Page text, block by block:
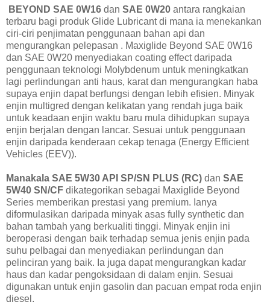
BEYOND SAE 0W16 dan SAE 0W20 antara rangkaian
terbaru bagi produk Glide Lubricant di mana ia menekankan
ciri-ciri penjimatan penggunaan bahan api dan
mengurangkan pelepasan . Maxiglide Beyond SAE 0W16
dan SAE 0W20 menyediakan coating effect daripada
penggunaan teknologi Molybdenum untuk meningkatkan
lagi perlindungan anti haus, karat dan mengurangkan haba
supaya enjin dapat berfungsi dengan lebih efisien. Minyak
enjin multigred dengan kelikatan yang rendah juga baik
untuk keadaan enjin waktu baru mula dihidupkan supaya
enjin berjalan dengan lancar. Sesuai untuk penggunaan
enjin daripada kenderaan cekap tenaga (Energy Efficient
Vehicles (EEV)).
Manakala SAE 5W30 API SP/SN PLUS (RC) dan SAE
5W40 SN/CF dikategorikan sebagai Maxiglide Beyond
Series memberikan prestasi yang premium. Ianya
diformulasikan daripada minyak asas fully synthetic dan
bahan tambah yang berkualiti tinggi. Minyak enjin ini
beroperasi dengan baik terhadap semua jenis enjin pada
suhu pelbagai dan menyediakan perlindungan dan
pelinciran yang baik. Ia juga dapat mengurangkan kadar
haus dan kadar pengoksidaan di dalam enjin. Sesuai
digunakan untuk enjin gasolin dan pacuan empat roda enjin
diesel.